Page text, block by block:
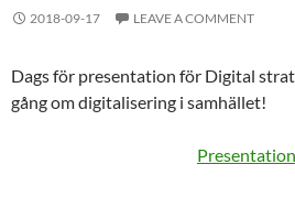
2018-09-17 LEAVE A COMMENT
Dags för presentation för Digital
gång om digitalisering i samhället!
Presentation